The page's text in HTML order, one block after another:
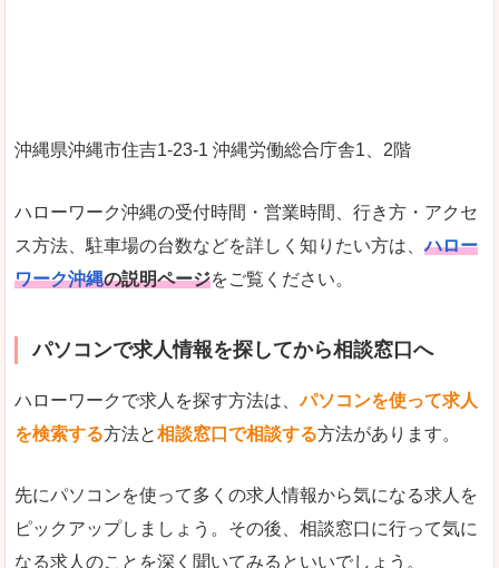
沖縄県沖縄市住吉1-23-1 沖縄労働総合庁舎1、2階
ハローワーク沖縄の受付時間・営業時間、行き方・アクセ
ス方法、駐車場の台数などを詳しく知りたい方は、ハロー
ワーク沖縄の説明ページをご覧ください。
パソコンで求人情報を探してから相談窓口へ
ハローワークで求人を探す方法は、パソコンを使って求人
を検索する方法と相談窓口で相談する方法があります。
先にパソコンを使って多くの求人情報から気になる求人を
ピックアップしましょう。その後、相談窓口に行って気に
なる求人のことを深く聞いてみるといいでしょう。